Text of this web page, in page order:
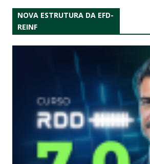
NOVA ESTRUTURA DA EFD-
REINF